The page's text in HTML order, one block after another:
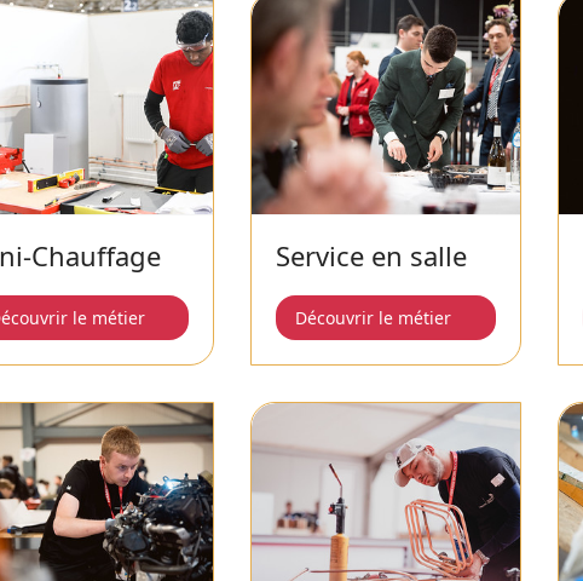
Chauffage
le métier
Service en salle
Découvrir le métier